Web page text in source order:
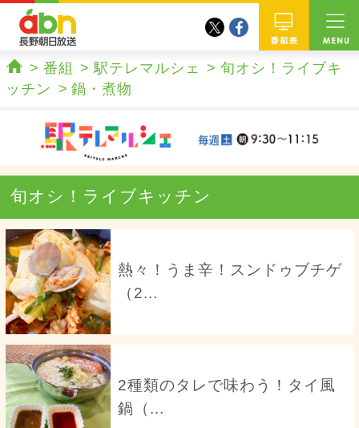
番組
twitterfacebook
ホーム
番組 駅テレマルシェ
旬オシ！ライブキ
ッチン
鍋・煮物
旬オシ！ライブキッチン
熱々！うま辛！スンドゥブチゲ
（2...
2種類のタレで味わう！タイ風
鍋（...